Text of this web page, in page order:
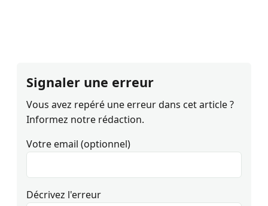
Signaler une erreur
Vous avez repéré une erreur dans cet article ?
Informez notre rédaction.
Votre email (optionnel)
Décrivez l'erreur